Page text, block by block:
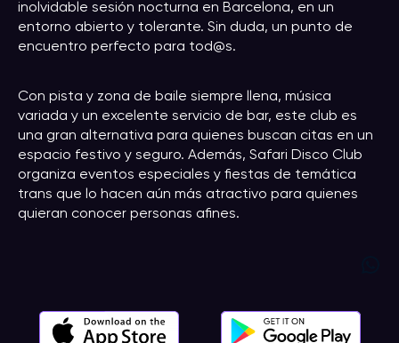
inolvidable sesión nocturna en Barcelona, en un
entorno abierto y tolerante. Sin duda, un punto de
encuentro perfecto para tod@s.
Con pista y zona de baile siempre llena, música
variada y un excelente servicio de bar, este club es
una gran alternativa para quienes buscan citas en un
espacio festivo y seguro. Además, Safari Disco Club
organiza eventos especiales y fiestas de temática
trans que lo hacen aún más atractivo para quienes
quieran conocer personas afines.